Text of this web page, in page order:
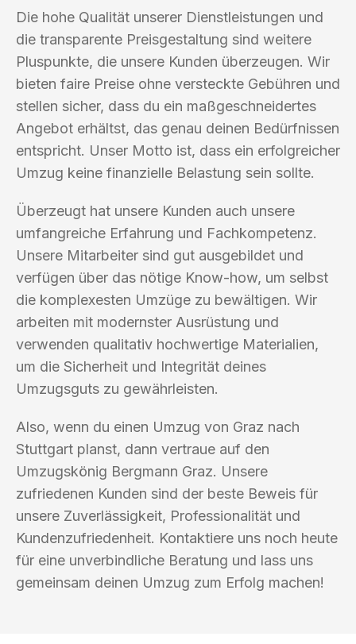
Die hohe Qualität unserer Dienstleistungen und
die transparente Preisgestaltung sind weitere
Pluspunkte, die unsere Kunden überzeugen. Wir
bieten faire Preise ohne versteckte Gebühren und
stellen sicher, dass du ein maßgeschneidertes
Angebot erhältst, das genau deinen Bedürfnissen
entspricht. Unser Motto ist, dass ein erfolgreicher
Umzug keine finanzielle Belastung sein sollte.
Überzeugt hat unsere Kunden auch unsere
umfangreiche Erfahrung und Fachkompetenz.
Unsere Mitarbeiter sind gut ausgebildet und
verfügen über das nötige Know-how, um selbst
die komplexesten Umzüge zu bewältigen. Wir
arbeiten mit modernster Ausrüstung und
verwenden qualitativ hochwertige Materialien,
um die Sicherheit und Integrität deines
Umzugsguts zu gewährleisten.
Also, wenn du einen Umzug von Graz nach
Stuttgart planst, dann vertraue auf den
Umzugskönig Bergmann Graz. Unsere
zufriedenen Kunden sind der beste Beweis für
unsere Zuverlässigkeit, Professionalität und
Kundenzufriedenheit. Kontaktiere uns noch heute
für eine unverbindliche Beratung und lass uns
gemeinsam deinen Umzug zum Erfolg machen!